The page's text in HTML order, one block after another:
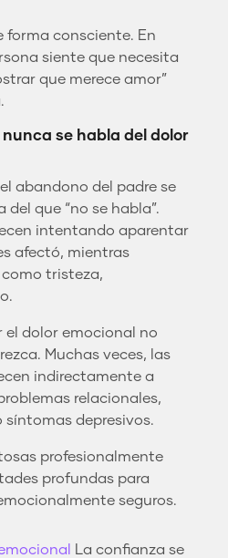
forma consciente. En
siente que necesita
que merece amor”
se habla del dolor
abandono del padre se
que “no se habla”.
intentando aparentar
afectó, mientras
tristeza,
el dolor emocional no
Muchas veces, las
indirectamente a
relacionales,
síntomas depresivos.
profesionalmente
profundas para
seguros.
La confianza se